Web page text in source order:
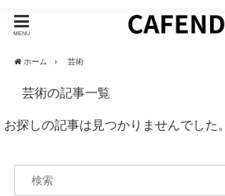
MENU
ホーム 芸術
芸術の記事一覧
お探しの記事は見つかりませんでした。